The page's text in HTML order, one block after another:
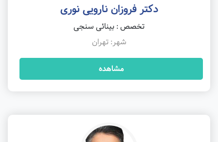
دکتر فروزان نارویی نوری
تخصص : بینائی سنجی
شهر: تهران
مشاهده